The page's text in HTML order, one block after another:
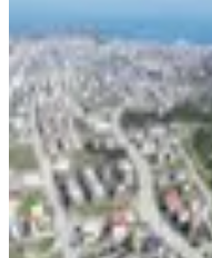
İzmir,
236 m² ·
3.950.000
EKO EMLAK